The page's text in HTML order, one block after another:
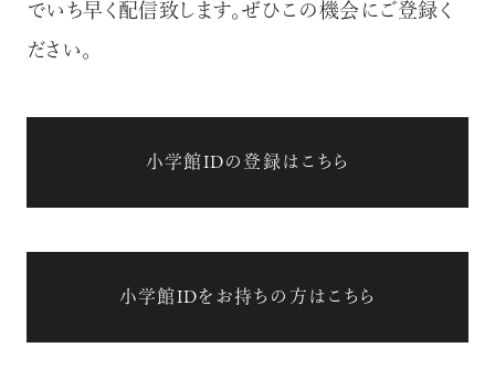
でいち早く配信致します。ぜひこの機会にご登録く
ださい。
小学館IDの登録はこちら
小学館IDをお持ちの方はこちら